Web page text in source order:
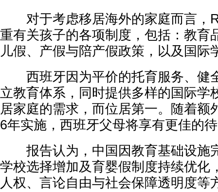
对于考虑移居海外的家庭而言，
重有关孩子的各项制度，包括：教育
儿假、产假与陪产假政策，以及国际
西班牙因为平价的托育服务、健
立教育体系，同时提供多样的国际学
居家庭的需求，而位居第一。随着额
6年实施，西班牙父母将享有更佳的
报告认为，中国因教育基础设施
学校选择增加及育婴假制度持续优化
人权、言论自由与社会保障透明度等